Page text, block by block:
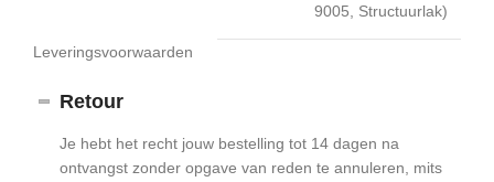
9005, Structuurlak)
Leveringsvoorwaarden
Retour
Je hebt het recht jouw bestelling tot 14 dagen na
ontvangst zonder opgave van reden te annuleren, mits